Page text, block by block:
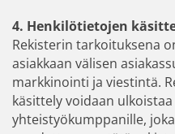
4. Henkilötietojen
Rekisterin tarkoituksena
asiakkaan välisen
markkinointi ja viestintä.
käsittely voidaan
yhteistyökumppanille,